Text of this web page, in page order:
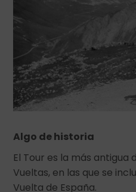
Algo de historia
El Tour es la más antigua
Vueltas, en las que se
Vuelta de España.